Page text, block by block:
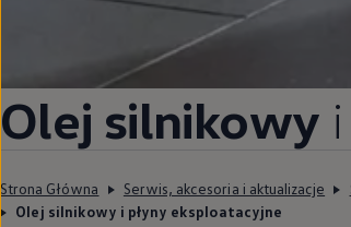
Olej silnikowy
Strona Główna Serwis, akcesoria i aktualizacje
Olej silnikowy i płyny eksploatacyjne